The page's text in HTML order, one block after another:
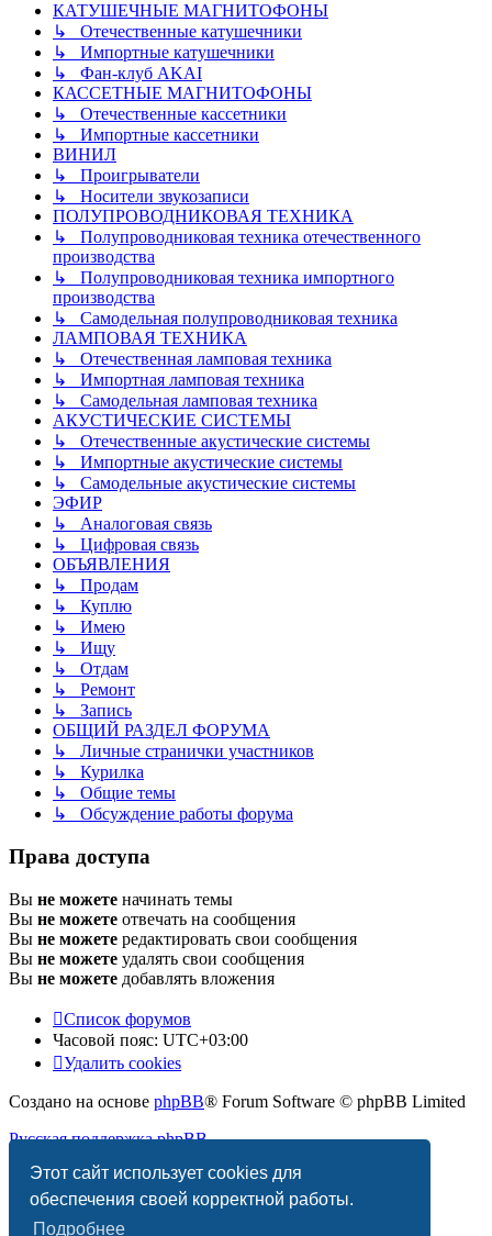
Этот сайт использует cookies для
обеспечения своей корректной работы.
Подробнее
КАТУШЕЧНЫЕ МАГНИТОФОНЫ
↳ Отечественные катушечники
↳ Импортные катушечники
↳ Фан-клуб AKAI
КАССЕТНЫЕ МАГНИТОФОНЫ
↳ Отечественные кассетники
↳ Импортные кассетники
ВИНИЛ
↳ Проигрыватели
↳ Носители звукозаписи
ПОЛУПРОВОДНИКОВАЯ ТЕХНИКА
↳ Полупроводниковая техника отечественного
производства
↳ Полупроводниковая техника импортного
производства
↳ Самодельная полупроводниковая техника
ЛАМПОВАЯ ТЕХНИКА
↳ Отечественная ламповая техника
↳ Импортная ламповая техника
↳ Самодельная ламповая техника
АКУСТИЧЕСКИЕ СИСТЕМЫ
↳ Отечественные акустические системы
↳ Импортные акустические системы
↳ Самодельные акустические системы
ЭФИР
↳ Аналоговая связь
↳ Цифровая связь
ОБЪЯВЛЕНИЯ
↳ Продам
↳ Куплю
↳ Имею
↳ Ищу
↳ Отдам
↳ Ремонт
↳ Запись
ОБЩИЙ РАЗДЕЛ ФОРУМА
↳ Личные странички участников
↳ Курилка
↳ Общие темы
↳ Обсуждение работы форума
Права доступа
Вы не можете начинать темы
Вы не можете отвечать на сообщения
Вы не можете редактировать свои сообщения
Вы не можете удалять свои сообщения
Вы не можете добавлять вложения
Список форумов
Часовой пояс: UTC+03:00
Удалить cookies
Создано на основе phpBB® Forum Software © phpBB Limited
Русская поддержка phpBB
Конфиденциальность |Правила